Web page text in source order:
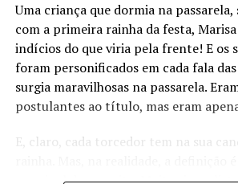
multicultural, com apresentação da
Orchester, vinda da região de Santa
fazendo um mix de culturas,
teuto-sul-americana.
Evidenciado ficou que, uma escola, é
Uma criança que dormia na passarela,
com a primeira rainha da festa,
indícios do que viria pela frente! E os
foram personificados em cada fala
surgia maravilhosas na passarela.
postulantes ao título, mas eram
E, claro, cada torcedor tem na sua
por sinal de respeito. Muitos